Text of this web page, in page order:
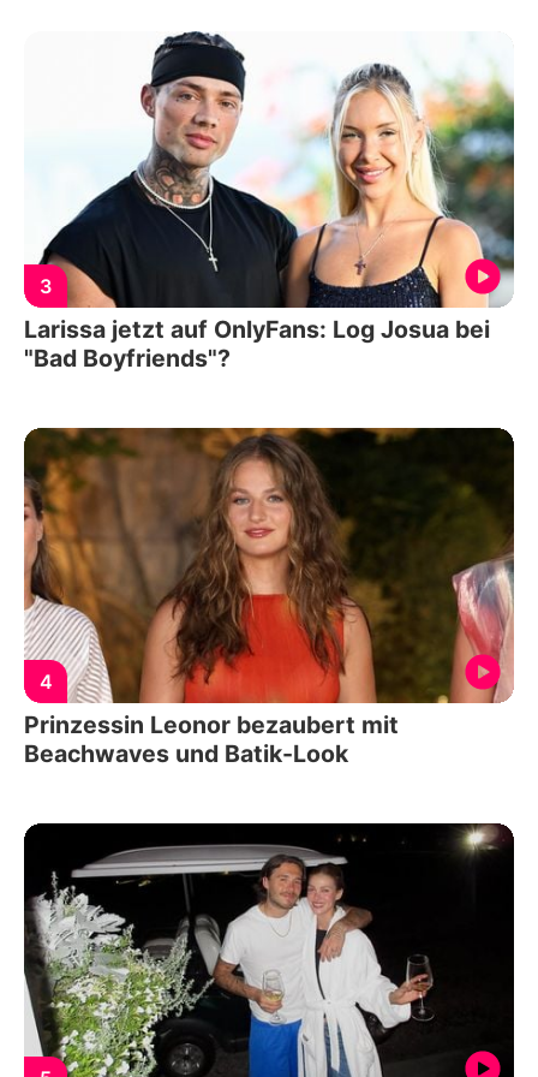
3
Larissa jetzt auf OnlyFans: Log Josua bei
"Bad Boyfriends"?
4
Prinzessin Leonor bezaubert mit
Beachwaves und Batik-Look